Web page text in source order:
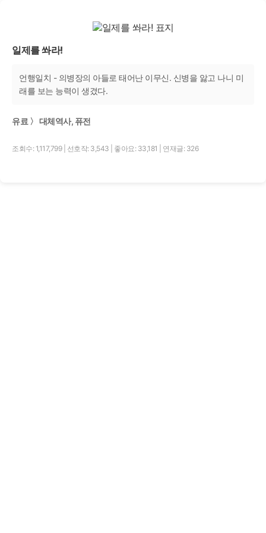
일제를 쏴라!
언행일치 - 의병장의 아들로 태어난 이무신. 신병을 앓고 나니 미
래를 보는 능력이 생겼다.
유료 〉 대체역사, 퓨전
조회수: 1,117,799 선호작: 3,543 좋아요: 33,181 연재글: 326